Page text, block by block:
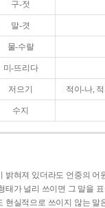
구-젓
말-겻
물-수랄
미-뜨리다
저으기 적이-나,
수지
밝혀져 있더라도 언중의 어
태가 널리 쓰이면 그 말을
현실적으로 쓰이지 않는 말